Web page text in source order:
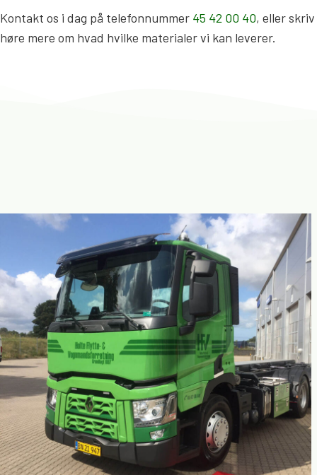
Kontakt os i dag på telefonnummer 45 42 00 40, eller
høre mere om hvad hvilke materialer vi kan leverer.